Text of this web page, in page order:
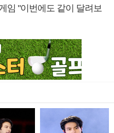
임 "이번에도 같이 달려보